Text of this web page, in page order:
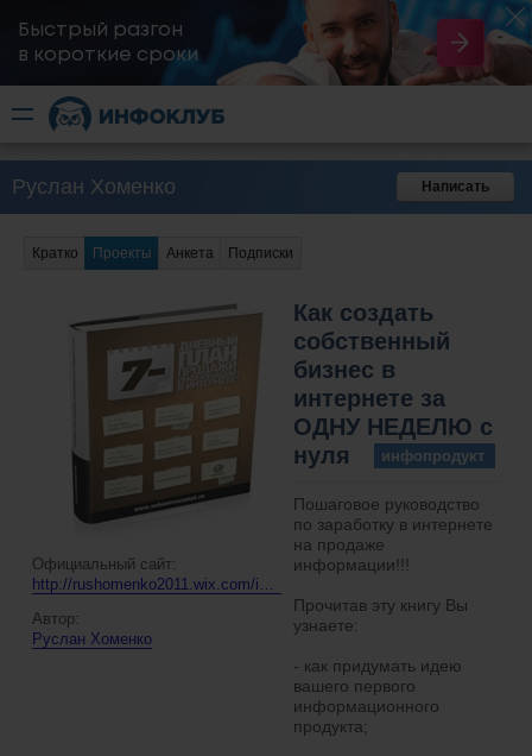
Быстрый разгон
​в короткие сроки
Руслан Хоменко Написать
Кратко Проекты Анкета Подписки
Официальный сайт:
http://rushomenko2011.wix.com/infobusiness-ua
Автор:
Руслан Хоменко
Как создать
собственный
бизнес в
интернете за
ОДНУ НЕДЕЛЮ с
нуля
инфопродукт
Пошаговое руководство
по заработку в интернете
на продаже
информации!!!
Прочитав эту книгу Вы
узнаете:
- как придумать идею
вашего первого
информационного
продукта;